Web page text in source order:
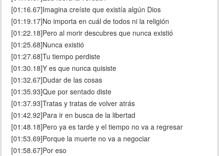
[01:16.67]Imagina creíste que existía algún Dios
[01:19.17]No importa en cuál de todos ni la religión
[01:22.18]Pero al morir descubres que nunca existió
[01:25.68]Nunca existió
[01:27.68]Tu tiempo perdiste
[01:30.18]Y es que nunca quisiste
[01:32.67]Dudar de las cosas
[01:35.93]Que por sentado diste
[01:37.93]Tratas y tratas de volver atrás
[01:42.92]Para ir en busca de la libertad
[01:48.18]Pero ya es tarde y el tiempo no va a regresar
[01:53.69]Porque la muerte no va a negociar
[01:58.67]Por eso